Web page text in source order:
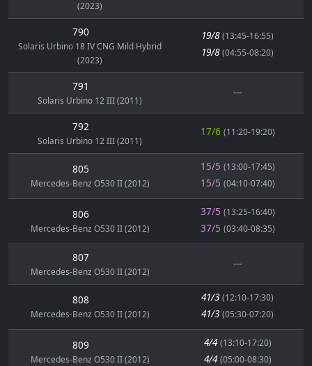
(2023)
790
Solaris Urbino 18 IV CNG Mild Hybrid
(2023)
19/8 (13:45-16:55)
19/8 (04:55-08:20)
791
Solaris Urbino 12 III (2011)
---
792
Solaris Urbino 12 III (2011)
17/6 (11:20-19:20)
805
Mercedes-Benz O530 II (2012)
15/5 (13:00-17:45)
15/5 (04:10-07:40)
806
Mercedes-Benz O530 II (2012)
37/5 (13:25-16:40)
37/5 (03:40-08:35)
807
Mercedes-Benz O530 II (2012)
---
808
Mercedes-Benz O530 II (2012)
41/3 (12:10-17:30)
41/3 (05:30-07:20)
809
Mercedes-Benz O530 II (2012)
4/4 (13:10-17:20)
4/4 (05:00-08:30)